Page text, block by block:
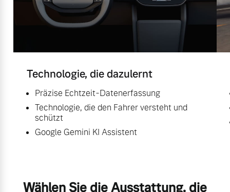
Technologie, die dazulernt
Präzise Echtzeit-Datenerfassung
Technologie, die den Fahrer versteht und
schützt
Google Gemini KI Assistent
Wählen Sie die Ausstattung, die